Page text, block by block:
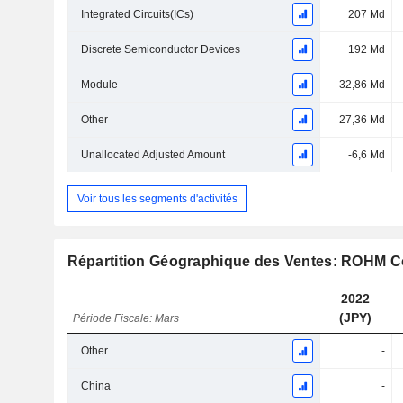
Integrated Circuits(ICs) 207 Md
Discrete Semiconductor Devices 192 Md
Module 32,86 Md
Other 27,36 Md
Unallocated Adjusted Amount -6,6 Md
Voir tous les segments d'activités
Répartition Géographique des Ventes: ROHM
Période Fiscale: Mars
2022
(JPY)
Other -
China -